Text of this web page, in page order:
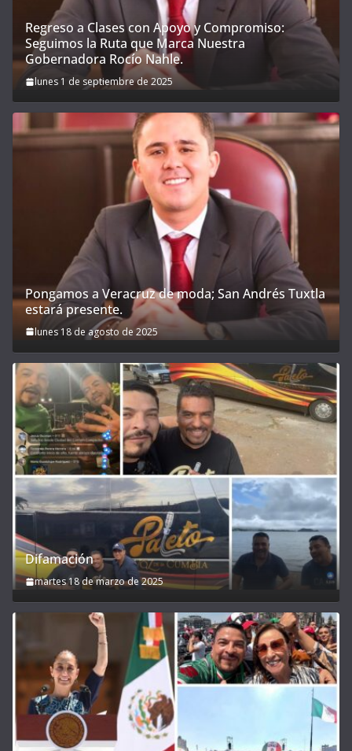
Regreso a Clases con Apoyo y Compromiso:
Seguimos la Ruta que Marca Nuestra
Gobernadora Rocío Nahle.
lunes 1 de septiembre de 2025
Pongamos a Veracruz de moda; San Andrés Tuxtla
estará presente.
lunes 18 de agosto de 2025
Difamación
martes 18 de marzo de 2025